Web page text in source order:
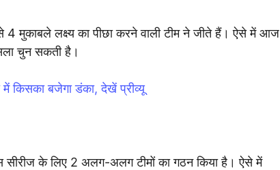
मुकाबले लक्ष्य का पीछा करने वाली टीम ने जीते हैं। ऐसे में आज
चुन सकती है।
किसका बजेगा डंका, देखें प्रीव्यू
के लिए 2 अलग-अलग टीमों का गठन किया है। ऐसे में